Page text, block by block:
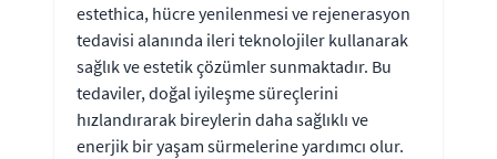
estethica, hücre yenilenmesi ve rejenerasyon
tedavisi alanında ileri teknolojiler kullanarak
sağlık ve estetik çözümler sunmaktadır. Bu
tedaviler, doğal iyileşme süreçlerini
hızlandırarak bireylerin daha sağlıklı ve
enerjik bir yaşam sürmelerine yardımcı olur.